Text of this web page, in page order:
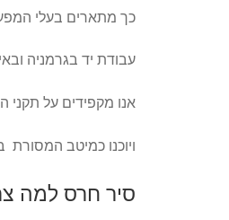
כך מתארים בעלי
עבודת יד בגרמניה
אנו מקפידים על תקני
ויוכנו כמיטב
סיר חרס למה